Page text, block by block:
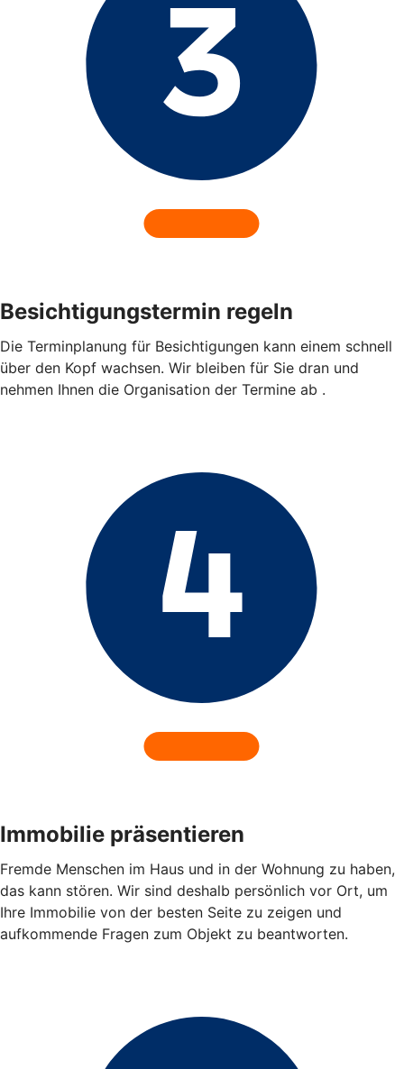
Besichtigungstermin regeln
Die Terminplanung für Besichtigungen kann einem schnell
über den Kopf wachsen. Wir bleiben für Sie dran und
nehmen Ihnen die Organisation der Termine ab .
Immobilie präsentieren
Fremde Menschen im Haus und in der Wohnung zu haben,
das kann stören. Wir sind deshalb persönlich vor Ort, um
Ihre Immobilie von der besten Seite zu zeigen und
aufkommende Fragen zum Objekt zu beantworten.